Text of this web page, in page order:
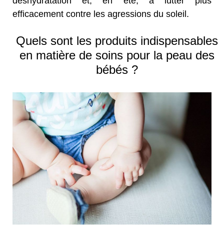
efficacement contre les agressions du soleil.
Quels sont les produits indispensables
en matière de soins pour la peau des
bébés ?